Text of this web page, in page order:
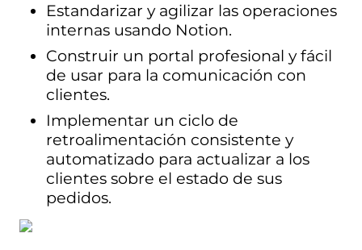
Estandarizar y agilizar las operaciones
internas usando Notion.
Construir un portal profesional y fácil
de usar para la comunicación con
clientes.
Implementar un ciclo de
retroalimentación consistente y
automatizado para actualizar a los
clientes sobre el estado de sus
pedidos.